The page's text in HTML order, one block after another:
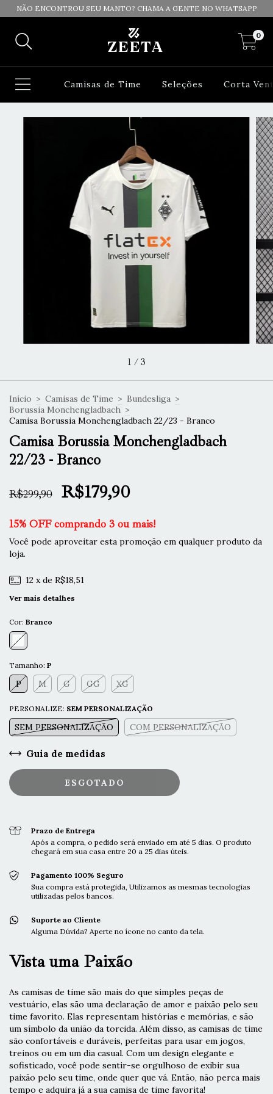
NÃO ENCONTROU SEU MANTO? CHAMA A GENTE NO WHATSAPP
0
Camisas de Time Seleções Corta
1 / 3
Início > Camisas de Time > Bundesliga >
Borussia Monchengladbach >
Camisa Borussia Monchengladbach 22/23 - Branco
Camisa Borussia Monchengladbach
22/23 - Branco
R$299,90 R$179,90
15% OFF comprando 3 ou mais!
Você pode aproveitar esta promoção em qualquer produto da
loja.
12 x de R$18,51
Ver mais detalhes
Cor: Branco
Tamanho: P
P M G GG XG
PERSONALIZE: SEM PERSONALIZAÇÃO
SEM PERSONALIZAÇÃO COM PERSONALIZAÇÃO
Guia de medidas
Prazo de Entrega
Após a compra, o pedido será enviado em até 5 dias. O produto
chegará em sua casa entre 20 a 25 dias úteis.
Pagamento 100% Seguro
Sua compra está protegida, Utilizamos as mesmas tecnologias
utilizadas pelos bancos.
Suporte ao Cliente
Alguma Dúvida? Aperte no ícone no canto da tela.
Vista uma Paixão
As camisas de time são mais do que simples peças de
vestuário, elas são uma declaração de amor e paixão pelo seu
time favorito. Elas representam histórias e memórias, e são
um símbolo da união da torcida. Além disso, as camisas de time
são confortáveis e duráveis, perfeitas para usar em jogos,
treinos ou em um dia casual. Com um design elegante e
sofisticado, você pode sentir-se orgulhoso de exibir sua
paixão pelo seu time, onde quer que vá. Então, não perca mais
tempo e adquira já a sua camisa de time favorita!